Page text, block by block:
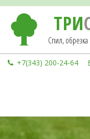
ТРИ
Спил,
+7(343) 200-24-64